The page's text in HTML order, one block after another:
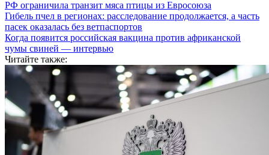
РФ ограничила транзит мяса птицы из Евросоюза
Гибель пчел в регионах: расследование продолжается, а часть
пасек оказалась без ветпаспортов
Когда появится российская вакцина против африканской
чумы свиней — интервью
Читайте также: